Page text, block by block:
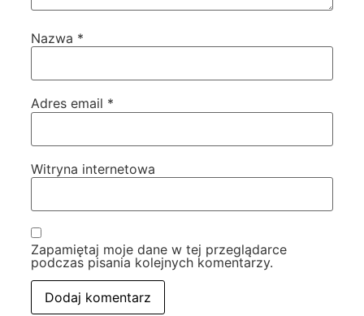
Nazwa *
Adres email *
Witryna internetowa
Zapamiętaj moje dane w tej przeglądarce
podczas pisania kolejnych komentarzy.